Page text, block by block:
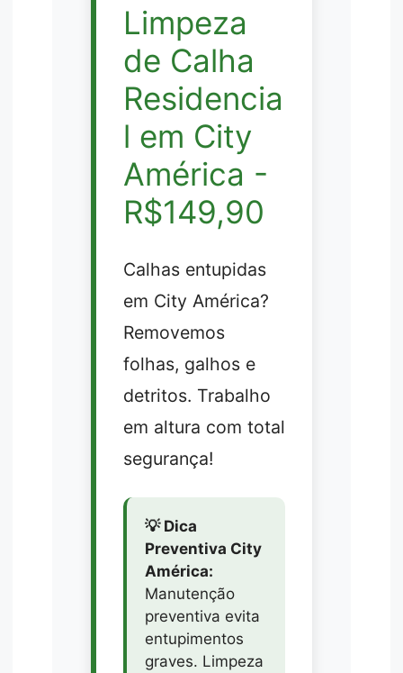
Limpeza
de Calha
Residencia
l em City
América -
R$149,90
Calhas entupidas
em City América?
Removemos
folhas, galhos e
detritos. Trabalho
em altura com total
segurança!
💡 Dica
Preventiva City
América:
Manutenção
preventiva evita
entupimentos
graves. Limpeza